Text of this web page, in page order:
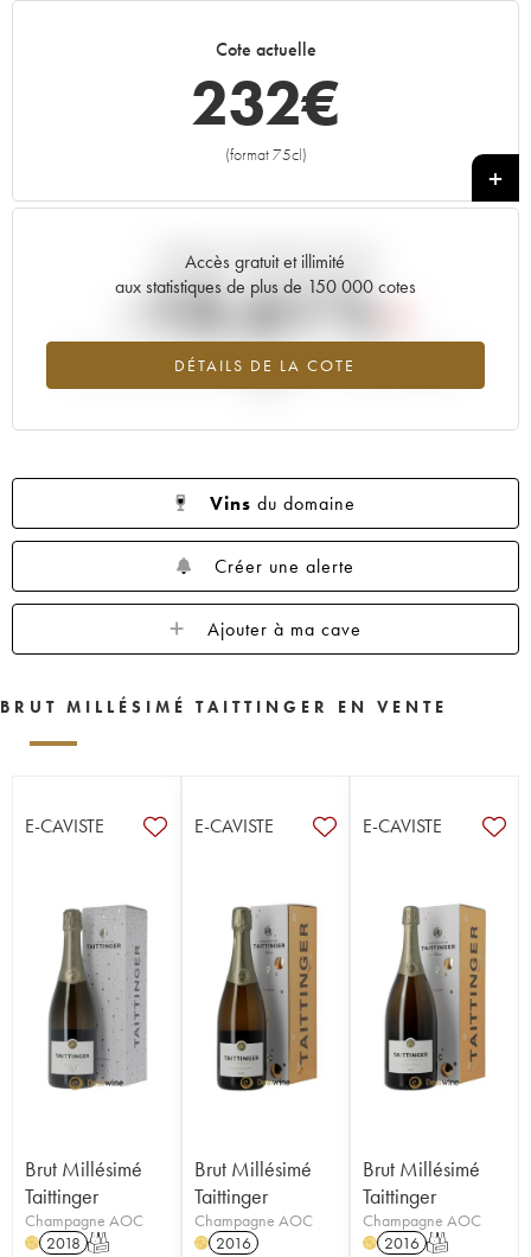
Cote actuelle
232€
(format 75cl)
+
Accès gratuit et illimité
aux statistiques de plus de 150 000 cotes
DÉTAILS DE LA COTE
Tendance actuelle de la cote
-10.61%
Tendance à la baisse du millésime 1961 en 2026 par rapport à
Vins du domaine
Créer une alerte
Ajouter à ma cave
BRUT MILLÉSIMÉ TAITTINGER EN VENTE
E-CAVISTE
Brut Millésimé
Taittinger
Champagne AOC
H 2018 T
E-CAVISTE
Brut Millésimé
Taittinger
Champagne AOC
H 2016
E-CAVISTE
Brut Millésimé
Taittinger
Champagne AOC
H 2016 T